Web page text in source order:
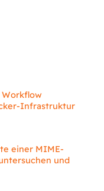
Workflow
Infrastruktur
einer MIME-
und